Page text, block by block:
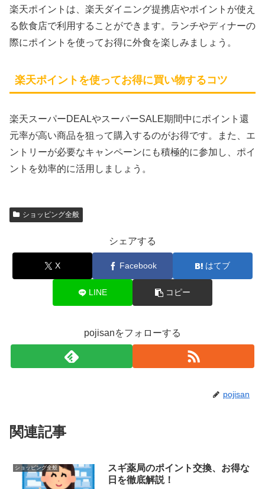
楽天ポイントは、楽天ダイニング提携店やポイントが使え
る飲食店で利用することができます。ランチやディナーの
際にポイントを使ってお得に外食を楽しみましょう。
楽天ポイントを使ってお得に買い物するコツ
楽天スーパーDEALやスーパーSALE期間中にポイント還
元率が高い商品を狙って購入するのがお得です。また、エ
ントリーが必要なキャンペーンにも積極的に参加し、ポイ
ントを効率的に活用しましょう。
ショッピング全般
シェアする
X Facebook はてブ
LINE コピー
pojisanをフォローする
pojisan
関連記事
ショッピング全般
スギ薬局のポイント交換、お得な
日を徹底解説！